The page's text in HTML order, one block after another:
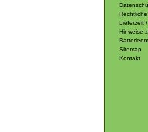
Lieferzeit
Hinweise
Sitemap
Kontakt